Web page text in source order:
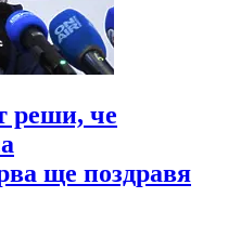
реши, че
ще поздравя